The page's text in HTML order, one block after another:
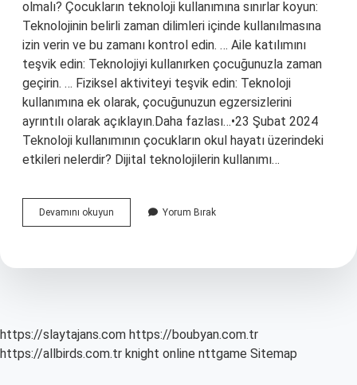
olmalı? Çocukların teknoloji kullanımına sınırlar koyun:
Teknolojinin belirli zaman dilimleri içinde kullanılmasına
izin verin ve bu zamanı kontrol edin. … Aile katılımını
teşvik edin: Teknolojiyi kullanırken çocuğunuzla zaman
geçirin. … Fiziksel aktiviteyi teşvik edin: Teknoloji
kullanımına ek olarak, çocuğunuzun egzersizlerini
ayrıntılı olarak açıklayın.Daha fazlası…•23 Şubat 2024
Teknoloji kullanımının çocukların okul hayatı üzerindeki
etkileri nelerdir? Dijital teknolojilerin kullanımı…
Devamını okuyun Çocukların
Teknoloji
Nelere
Yorum Bırak
https://slaytajans.com https://boubyan.com.tr
https://allbirds.com.tr knight online nttgame Sitemap